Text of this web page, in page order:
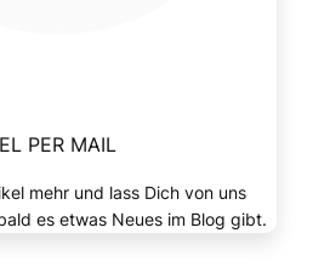
PER MAIL
mehr und lass Dich von uns
es etwas Neues im Blog gibt.